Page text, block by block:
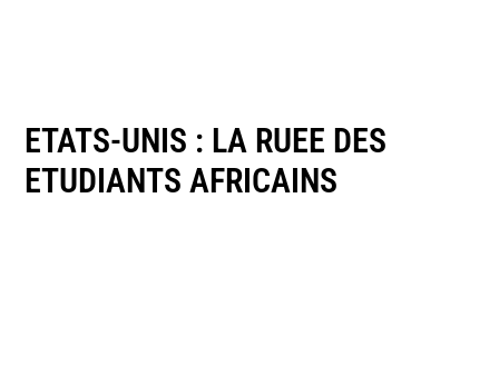
ETATS-UNIS : LA RUEE DES
ETUDIANTS AFRICAINS